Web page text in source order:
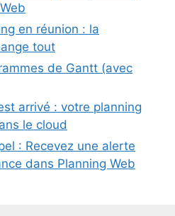
en réunion : la
tout
de Gantt (avec
arrivé : votre planning
le cloud
: Recevez une alerte
dans Planning Web